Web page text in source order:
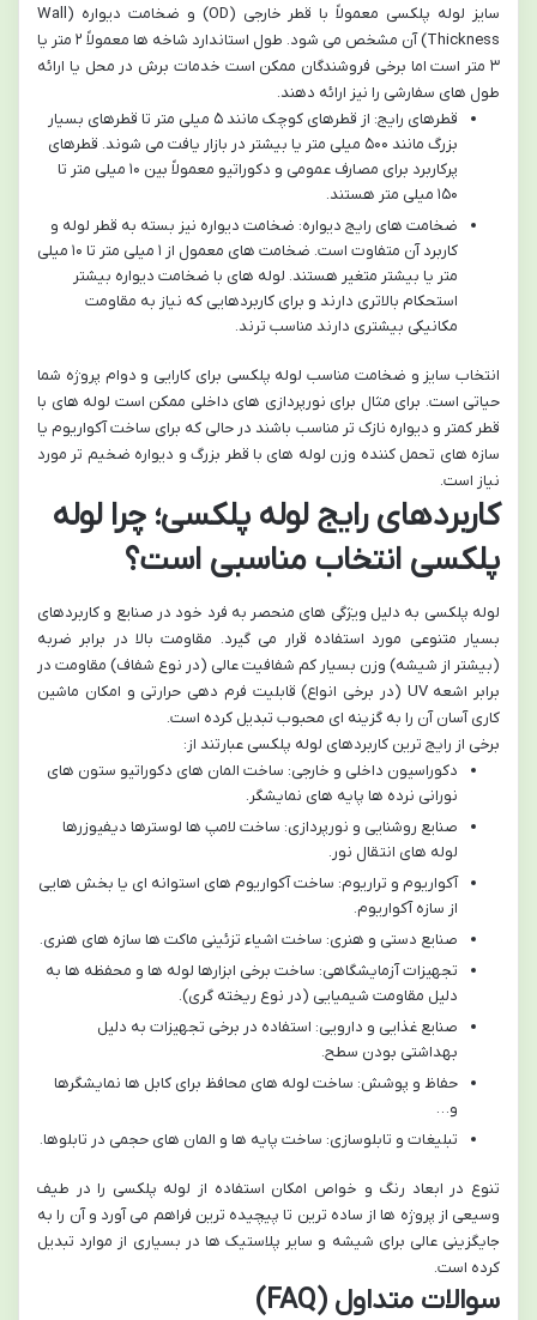
سایز لوله پلکسی معمولاً با قطر خارجی (OD) و ضخامت دیواره (Wall
Thickness) آن مشخص می شود. طول استاندارد شاخه ها معمولاً ۲ متر یا
۳ متر است اما برخی فروشندگان ممکن است خدمات برش در محل یا ارائه
طول های سفارشی را نیز ارائه دهند.
قطرهای رایج: از قطرهای کوچک مانند ۵ میلی متر تا قطرهای بسیار
بزرگ مانند ۵۰۰ میلی متر یا بیشتر در بازار یافت می شوند. قطرهای
پرکاربرد برای مصارف عمومی و دکوراتیو معمولاً بین ۱۰ میلی متر تا
۱۵۰ میلی متر هستند.
ضخامت های رایج دیواره: ضخامت دیواره نیز بسته به قطر لوله و
کاربرد آن متفاوت است. ضخامت های معمول از ۱ میلی متر تا ۱۰ میلی
متر یا بیشتر متغیر هستند. لوله های با ضخامت دیواره بیشتر
استحکام بالاتری دارند و برای کاربردهایی که نیاز به مقاومت
مکانیکی بیشتری دارند مناسب ترند.
انتخاب سایز و ضخامت مناسب لوله پلکسی برای کارایی و دوام پروژه شما
حیاتی است. برای مثال برای نورپردازی های داخلی ممکن است لوله های با
قطر کمتر و دیواره نازک تر مناسب باشند در حالی که برای ساخت آکواریوم یا
سازه های تحمل کننده وزن لوله های با قطر بزرگ و دیواره ضخیم تر مورد
نیاز است.
کاربردهای رایج لوله پلکسی؛ چرا لوله
پلکسی انتخاب مناسبی است؟
لوله پلکسی به دلیل ویژگی های منحصر به فرد خود در صنایع و کاربردهای
بسیار متنوعی مورد استفاده قرار می گیرد. مقاومت بالا در برابر ضربه
(بیشتر از شیشه) وزن بسیار کم شفافیت عالی (در نوع شفاف) مقاومت در
برابر اشعه UV (در برخی انواع) قابلیت فرم دهی حرارتی و امکان ماشین
کاری آسان آن را به گزینه ای محبوب تبدیل کرده است.
برخی از رایج ترین کاربردهای لوله پلکسی عبارتند از:
دکوراسیون داخلی و خارجی: ساخت المان های دکوراتیو ستون های
نورانی نرده ها پایه های نمایشگر.
صنایع روشنایی و نورپردازی: ساخت لامپ ها لوسترها دیفیوزرها
لوله های انتقال نور.
آکواریوم و تراریوم: ساخت آکواریوم های استوانه ای یا بخش هایی
از سازه آکواریوم.
صنایع دستی و هنری: ساخت اشیاء تزئینی ماکت ها سازه های هنری.
تجهیزات آزمایشگاهی: ساخت برخی ابزارها لوله ها و محفظه ها به
دلیل مقاومت شیمیایی (در نوع ریخته گری).
صنایع غذایی و دارویی: استفاده در برخی تجهیزات به دلیل
بهداشتی بودن سطح.
حفاظ و پوشش: ساخت لوله های محافظ برای کابل ها نمایشگرها
و…
تبلیغات و تابلوسازی: ساخت پایه ها و المان های حجمی در تابلوها.
تنوع در ابعاد رنگ و خواص امکان استفاده از لوله پلکسی را در طیف
وسیعی از پروژه ها از ساده ترین تا پیچیده ترین فراهم می آورد و آن را به
جایگزینی عالی برای شیشه و سایر پلاستیک ها در بسیاری از موارد تبدیل
کرده است.
سوالات متداول (FAQ)